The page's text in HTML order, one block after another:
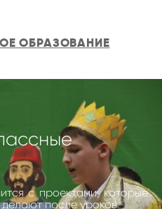
ОБРАЗОВАНИЕ
с проектами, которые
после уроков.